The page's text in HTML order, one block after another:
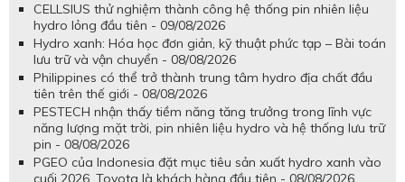
CELLSIUS thử nghiệm thành công hệ thống pin nhiên liệu
hydro lỏng đầu tiên - 09/08/2026
Hydro xanh: Hóa học đơn giản, kỹ thuật phức tạp – Bài toán
lưu trữ và vận chuyển - 08/08/2026
Philippines có thể trở thành trung tâm hydro địa chất đầu
tiên trên thế giới - 08/08/2026
PESTECH nhận thấy tiềm năng tăng trưởng trong lĩnh vực
năng lượng mặt trời, pin nhiên liệu hydro và hệ thống lưu trữ
pin - 08/08/2026
PGEO của Indonesia đặt mục tiêu sản xuất hydro xanh vào
cuối 2026, Toyota là khách hàng đầu tiên - 08/08/2026